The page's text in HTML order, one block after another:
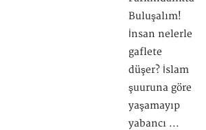
Buluşalım!
İnsan nelerle
gaflete
düşer? İslam
şuuruna göre
yaşamayıp
yabancı ...